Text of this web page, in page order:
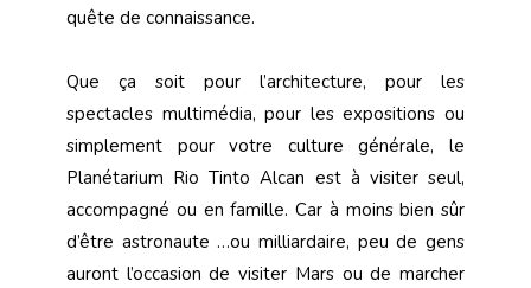
quête de connaissance.
Que ça soit pour l’architecture, pour les
spectacles multimédia, pour les expositions ou
simplement pour votre culture générale, le
Planétarium Rio Tinto Alcan est à visiter seul,
accompagné ou en famille. Car à moins bien sûr
d’être astronaute …ou milliardaire, peu de gens
auront l’occasion de visiter Mars ou de marcher